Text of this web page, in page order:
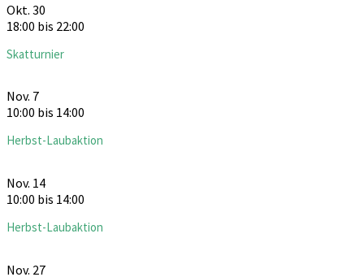
Okt. 30
18:00 bis 22:00
Skatturnier
Nov. 7
10:00 bis 14:00
Herbst-Laubaktion
Nov. 14
10:00 bis 14:00
Herbst-Laubaktion
Nov. 27